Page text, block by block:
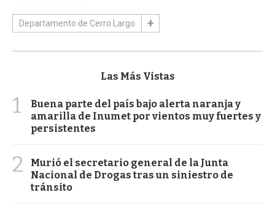
Departamento de Cerro Largo
Las Más Vistas
1
Buena parte del país bajo alerta naranja y
amarilla de Inumet por vientos muy fuertes y
persistentes
2
Murió el secretario general de la Junta
Nacional de Drogas tras un siniestro de
tránsito